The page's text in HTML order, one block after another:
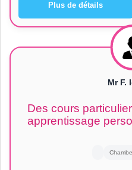
Plus de détails
Mr F.
Des cours
apprentissage